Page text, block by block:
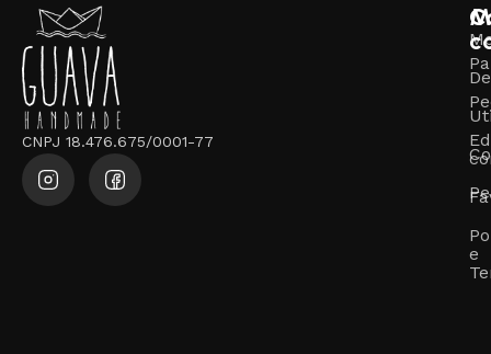
CNPJ 18.476.675/0001-77
e